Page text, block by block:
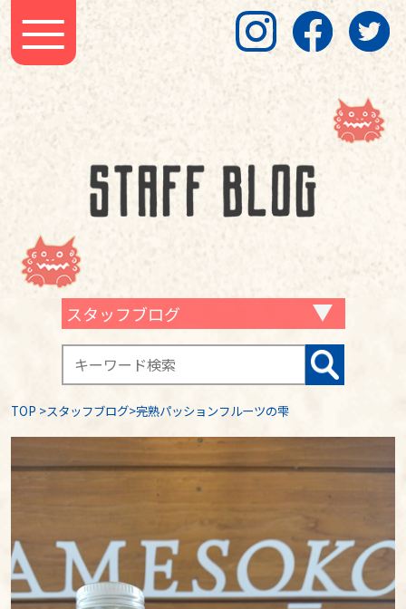
スタッフブログ
TOP >スタッフブログ>完熟パッションフルーツの雫